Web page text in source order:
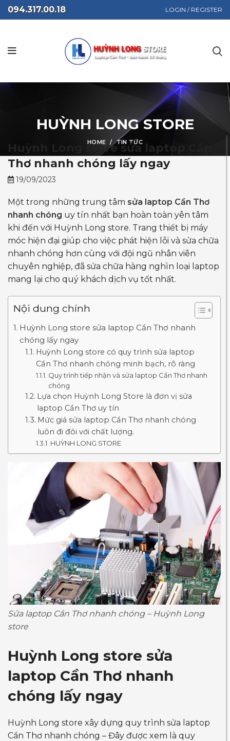
094.317.00.18 LOGIN / REGISTER
HUỲNH LONG STORE
HOME TIN TỨC
Huỳnh Long store sửa laptop Cần
Thơ nhanh chóng lấy ngay
19/09/2023
Một trong những trung tâm sửa laptop Cần Thơ
nhanh chóng uy tín nhất bạn hoàn toàn yên tâm
khi đến với Huỳnh Long store. Trang thiết bị máy
móc hiện đại giúp cho việc phát hiện lỗi và sửa chữa
nhanh chóng hơn cùng với đội ngũ nhân viên
chuyên nghiệp, đã sửa chữa hàng nghìn loại laptop
mang lại cho quý khách dịch vụ tốt nhất.
Nội dung chính
Huỳnh Long store sửa laptop Cần Thơ nhanh
chóng lấy ngay
Huỳnh Long store có quy trình sửa laptop
Cần Thơ nhanh chóng minh bạch, rõ ràng
Quy trình tiếp nhận và sửa laptop Cần Thơ nhanh
chóng
Lựa chọn Huỳnh Long Store là đơn vị sửa
laptop Cần Thơ uy tín
Mức giá sửa laptop Cần Thơ nhanh chóng
luôn đi đôi với chất lượng.
HUỲNH LONG STORE
Sửa laptop Cần Thơ nhanh chóng – Huỳnh Long
store
Huỳnh Long store sửa
laptop Cần Thơ nhanh
chóng lấy ngay
Huỳnh Long store xây dựng quy trình sửa laptop
Cần Thơ nhanh chóng – Đây được xem là quy